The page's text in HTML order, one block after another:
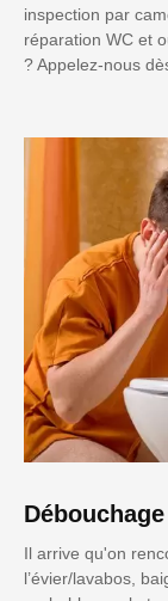
inspection par
réparation WC et
? Appelez-nous
Il arrive qu'on
l’évier/lavabos,